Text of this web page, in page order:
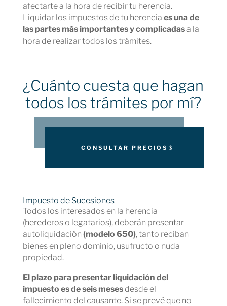
afectarte a la hora de recibir tu herencia.
Liquidar los impuestos de tu herencia es una de
las partes más importantes y complicadasa la
hora de realizar todos los trámites.
¿Cuánto cuesta que hagan
todos los trámites por mí?
CONSULTAR PRECIOS
Impuesto de Sucesiones
Todos los interesados en la herencia
(herederos o legatarios), deberán presentar
autoliquidación (modelo 650), tanto reciban
bienes en pleno dominio, usufructo o nuda
propiedad.
El plazo para presentar liquidación del
impuesto es de seis mesesdesde el
fallecimiento del causante. Si se prevé que no